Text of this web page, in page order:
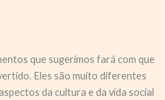
que sugerimos fará com que
Eles são muito diferentes
da cultura e da vida social